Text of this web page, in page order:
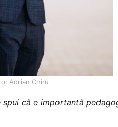
Adrian Chiru
spui că e importantă